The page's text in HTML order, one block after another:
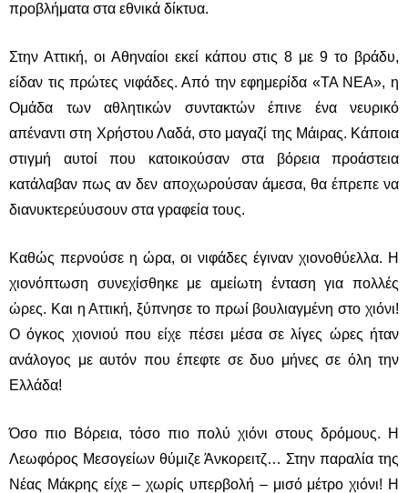
προβλήματα στα εθνικά δίκτυα.
Στην Αττική, οι Αθηναίοι εκεί κάπου στις 8 με 9 το βράδυ,
είδαν τις πρώτες νιφάδες. Από την εφημερίδα «ΤΑ ΝΕΑ», η
Ομάδα των αθλητικών συντακτών έπινε ένα νευρικό
απέναντι στη Χρήστου Λαδά, στο μαγαζί της Μάιρας. Κάποια
στιγμή αυτοί που κατοικούσαν στα βόρεια προάστεια
κατάλαβαν πως αν δεν αποχωρούσαν άμεσα, θα έπρεπε να
διανυκτερεύυσουν στα γραφεία τους.
Καθώς περνούσε η ώρα, οι νιφάδες έγιναν χιονοθύελλα. Η
χιονόπτωση συνεχίσθηκε με αμείωτη ένταση για πολλές
ώρες. Και η Αττική, ξύπνησε το πρωί βουλιαγμένη στο χιόνι!
Ο όγκος χιονιού που είχε πέσει μέσα σε λίγες ώρες ήταν
ανάλογος με αυτόν που έπεφτε σε δυο μήνες σε όλη την
Ελλάδα!
Όσο πιο Βόρεια, τόσο πιο πολύ χιόνι στους δρόμους. Η
Λεωφόρος Μεσογείων θύμιζε Άνκορειτζ… Στην παραλία της
Νέας Μάκρης είχε – χωρίς υπερβολή – μισό μέτρο χιόνι! Η